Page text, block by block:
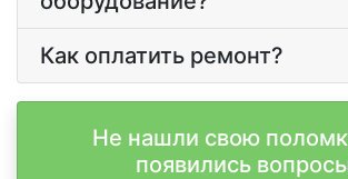
Как оплатить ремонт?
Не нашли свою
появились